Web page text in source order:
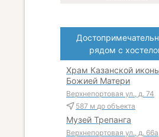
рядом с
Храм Казанской
Божией Матери
Верхнепортовая ул., д. 74
587 м до объекта
Музей Трепанга
Верхнепортовая ул., д. 66а